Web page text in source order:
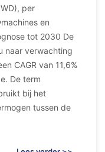
per
en
tot 2030 De
naar verwachting
CAGR van 11,6%
De term
bij het
tussen de